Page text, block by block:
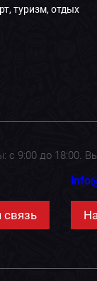
туризм, отдых
с 9:00 до 18:00.
связь